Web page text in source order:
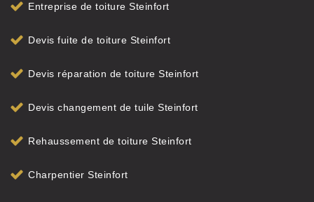
Entreprise de toiture Steinfort
Devis fuite de toiture Steinfort
Devis réparation de toiture Steinfort
Devis changement de tuile Steinfort
Rehaussement de toiture Steinfort
Charpentier Steinfort